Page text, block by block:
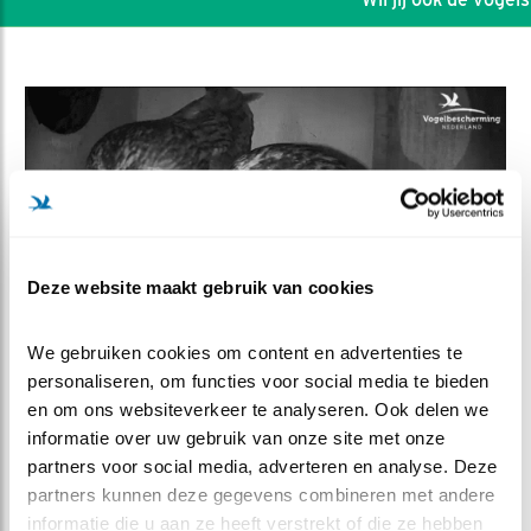
Deze website maakt gebruik van cookies
We gebruiken cookies om content en advertenties te
personaliseren, om functies voor social media te bieden
en om ons websiteverkeer te analyseren. Ook delen we
informatie over uw gebruik van onze site met onze
partners voor social media, adverteren en analyse. Deze
partners kunnen deze gegevens combineren met andere
informatie die u aan ze heeft verstrekt of die ze hebben
DEEL DIT FILMPJE
5 uilen in de kast